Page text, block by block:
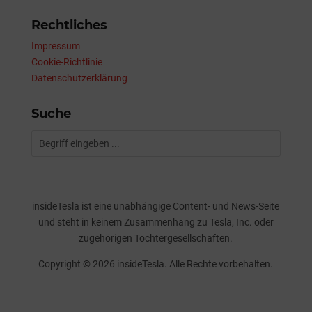
Rechtliches
Impressum
Cookie-Richtlinie
Datenschutzerklärung
Suche
insideTesla ist eine unabhängige Content- und News-Seite
und steht in keinem Zusammenhang zu Tesla, Inc. oder
zugehörigen Tochtergesellschaften.
Copyright © 2026 insideTesla. Alle Rechte vorbehalten.